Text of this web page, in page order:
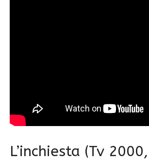
L’inchiesta (Tv